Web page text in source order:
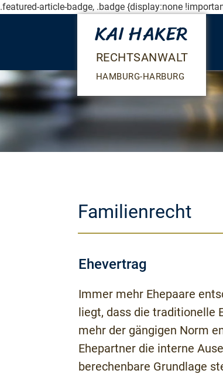
.featured-article-badge, .badge {display:none
KAI HAKER
RECHTSANWALT
HAMBURG-HARBURG
Familienrecht
Ehevertrag
Immer mehr Ehepaare
liegt, dass die traditionelle
mehr der gängigen Norm
Ehepartner die interne
berechenbare Grundlage